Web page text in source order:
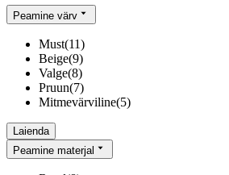
Peamine värv
Must(11)
Beige(9)
Valge(8)
Pruun(7)
Mitmevärviline(5)
Laienda
Peamine materjal